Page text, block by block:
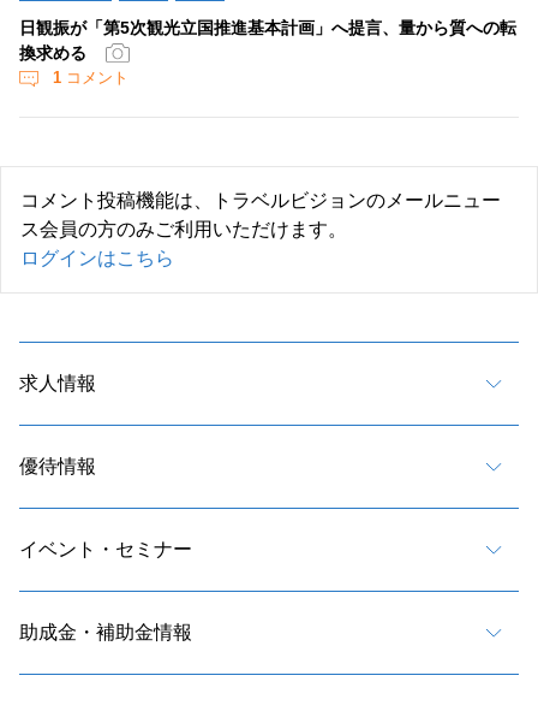
日観振が「第5次観光立国推進基本計画」へ提言、量から質への転
換求める
1 コメント
コメント投稿機能は、トラベルビジョンのメールニュー
ス会員の方のみご利用いただけます。
ログインはこちら
求人情報
優待情報
イベント・セミナー
助成金・補助金情報